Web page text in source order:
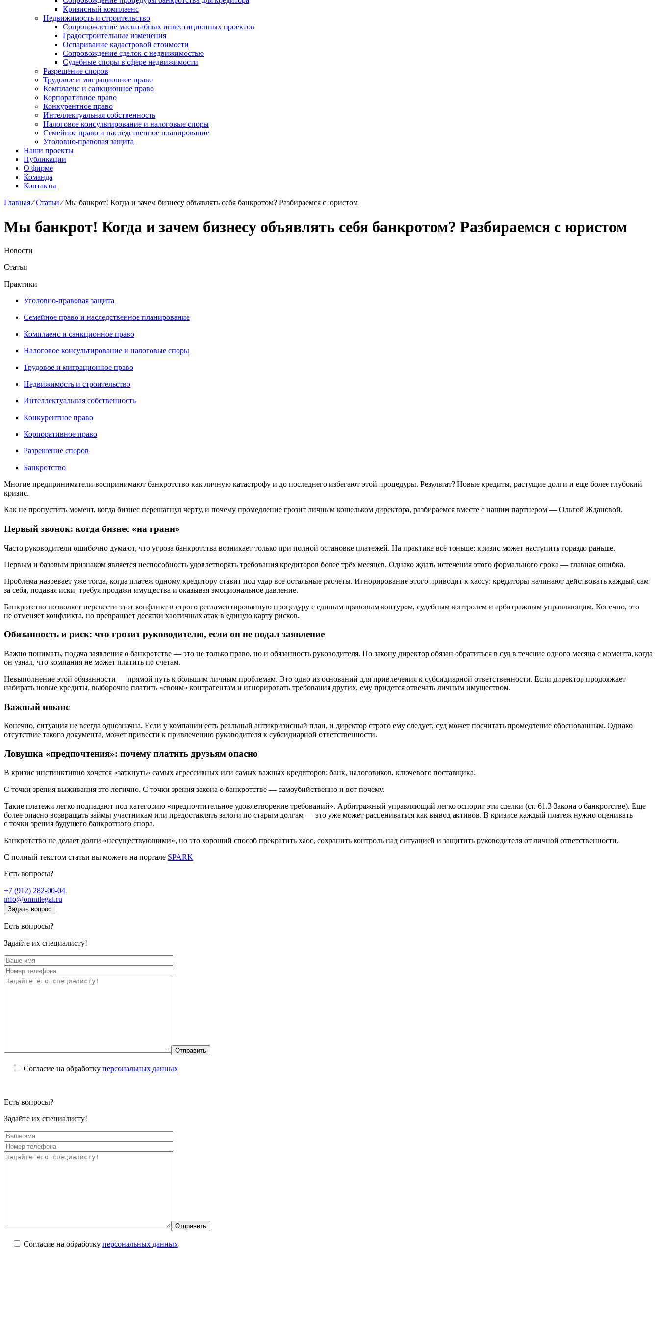
Кризисный комплаенс
Недвижимость и строительство
Сопровождение масштабных инвестиционных проектов
Градостроительные изменения
Оспаривание кадастровой стоимости
Сопровождение сделок с недвижимостью
Судебные споры в сфере недвижимости
Разрешение споров
Трудовое и миграционное право
Комплаенс и санкционное право
Корпоративное право
Конкурентное право
Интеллектуальная собственность
Налоговое консультирование и налоговые споры
Семейное право и наследственное планирование
Уголовно-правовая защита
Наши проекты
Публикации
О фирме
Команда
Контакты
Главная⁄Статьи⁄Мы банкрот! Когда и зачем бизнесу объявлять себя банкротом? Разбираемся с юристом
Мы банкрот! Когда и зачем бизнесу объявлять себя банкротом? Разбираемся с юристом
Новости
Статьи
Практики
Уголовно-правовая защита
Семейное право и наследственное планирование
Комплаенс и санкционное право
Налоговое консультирование и налоговые споры
Трудовое и миграционное право
Недвижимость и строительство
Интеллектуальная собственность
Конкурентное право
Корпоративное право
Разрешение споров
Банкротство
Многие предприниматели воспринимают банкротство как личную катастрофу и до последнего избегают этой процедуры. Результат? Новые кредиты, растущие долги и еще более глубокий
кризис.
Как не пропустить момент, когда бизнес перешагнул черту, и почему промедление грозит личным кошельком директора, разбираемся вместе с нашим партнером — Ольгой Ждановой.
Первый звонок: когда бизнес «на грани»
Часто руководители ошибочно думают, что угроза банкротства возникает только при полной остановке платежей. На практике всё тоньше: кризис может наступить гораздо раньше.
Первым и базовым признаком является неспособность удовлетворять требования кредиторов более трёх месяцев. Однако ждать истечения этого формального срока — главная ошибка.
Проблема назревает уже тогда, когда платеж одному кредитору ставит под удар все остальные расчеты. Игнорирование этого приводит к хаосу: кредиторы начинают действовать каждый сам
за себя, подавая иски, требуя продажи имущества и оказывая эмоциональное давление.
Банкротство позволяет перевести этот конфликт в строго регламентированную процедуру с единым правовым контуром, судебным контролем и арбитражным управляющим. Конечно, это
не отменяет конфликта, но превращает десятки хаотичных атак в единую карту рисков.
Обязанность и риск: что грозит руководителю, если он не подал заявление
Важно понимать, подача заявления о банкротстве — это не только право, но и обязанность руководителя. По закону директор обязан обратиться в суд в течение одного месяца с момента, когда
он узнал, что компания не может платить по счетам.
Невыполнение этой обязанности — прямой путь к большим личным проблемам. Это одно из оснований для привлечения к субсидиарной ответственности. Если директор продолжает
набирать новые кредиты, выборочно платить «своим» контрагентам и игнорировать требования других, ему придется отвечать личным имуществом.
Важный нюанс
Конечно, ситуация не всегда однозначна. Если у компании есть реальный антикризисный план, и директор строго ему следует, суд может посчитать промедление обоснованным. Однако
отсутствие такого документа, может привести к привлечению руководителя к субсидиарной ответственности.
Ловушка «предпочтения»: почему платить друзьям опасно
В кризис инстинктивно хочется «заткнуть» самых агрессивных или самых важных кредиторов: банк, налоговиков, ключевого поставщика.
С точки зрения выживания это логично. С точки зрения закона о банкротстве — самоубийственно и вот почему.
Такие платежи легко подпадают под категорию «предпочтительное удовлетворение требований». Арбитражный управляющий легко оспорит эти сделки (ст. 61.3 Закона о банкротстве). Еще
более опасно возвращать займы участникам или предоставлять залоги по старым долгам — это уже может расцениваться как вывод активов. В кризисе каждый платеж нужно оценивать
с точки зрения будущего банкротного спора.
Банкротство не делает долги «несуществующими», но это хороший способ прекратить хаос, сохранить контроль над ситуацией и защитить руководителя от личной ответственности.
С полный текстом статьи вы можете на портале SPARK
Есть вопросы?
+7 (912) 282-00-04
info@omnilegal.ru
Задать вопрос
Есть вопросы?
Задайте их специалисту!
Согласие на обработку персональных данных
Есть вопросы?
Задайте их специалисту!
Согласие на обработку персональных данных